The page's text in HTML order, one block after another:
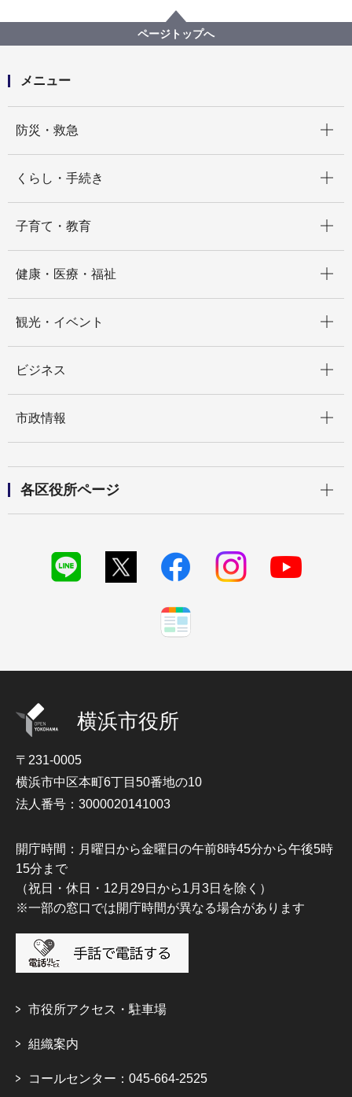
中央卸売市場本場水産物部卸売棟の火災について(最終
報)
ページトップへ
メニュー
防災・救急
くらし・手続き
子育て・教育
健康・医療・福祉
観光・イベント
ビジネス
市政情報
各区役所ページ
横浜市役所
〒231-0005
横浜市中区本町6丁目50番地の10
法人番号：3000020141003
開庁時間：月曜日から金曜日の午前8時45分から午後5時
15分まで
（祝日・休日・12月29日から1月3日を除く）
※一部の窓口では開庁時間が異なる場合があります
市役所アクセス・駐車場
組織案内
コールセンター：045-664-2525